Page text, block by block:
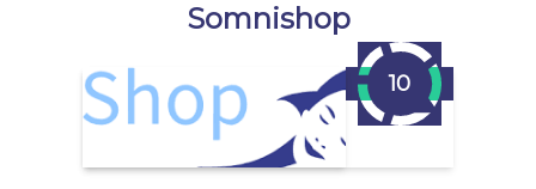
Somnishop
10